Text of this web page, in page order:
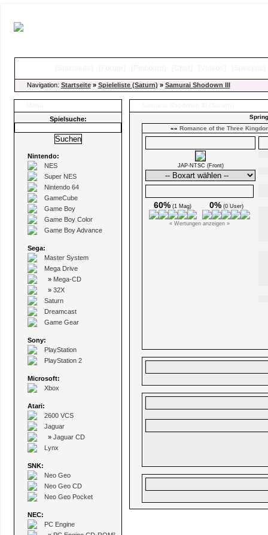
Navigation: Startseite» Spieleliste (Saturn) » Samurai Shodown III
Spielsuche:
Nintendo:
NES
Super NES
Nintendo 64
GameCube
Game Boy
Game Boy Color
Game Boy Advance
Sega:
Master System
Mega Drive
» Mega-CD
» 32X
Saturn
Dreamcast
Game Gear
Sony:
PlayStation
PlayStation 2
Microsoft:
Xbox
Atari:
2600 VCS
Jaguar
» Jaguar CD
Lynx
SNK:
Neo Geo
Neo Geo CD
Neo Geo Pocket
NEC:
PC Engine
«« Romance of the Three
JAP-NTSC (Front)
60% (1 Mag) 0% (0 User)
« Wertungen anzeigen »